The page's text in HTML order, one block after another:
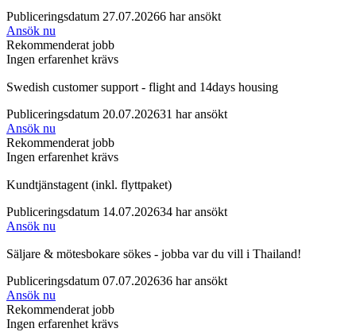
Publiceringsdatum 27.07.20266 har ansökt
Ansök nu
Rekommenderat jobb
Ingen erfarenhet krävs
Swedish customer support - flight and 14days housing
Publiceringsdatum 20.07.202631 har ansökt
Ansök nu
Rekommenderat jobb
Ingen erfarenhet krävs
Kundtjänstagent (inkl. flyttpaket)
Publiceringsdatum 14.07.202634 har ansökt
Ansök nu
Säljare & mötesbokare sökes - jobba var du vill i Thailand!
Publiceringsdatum 07.07.202636 har ansökt
Ansök nu
Rekommenderat jobb
Ingen erfarenhet krävs